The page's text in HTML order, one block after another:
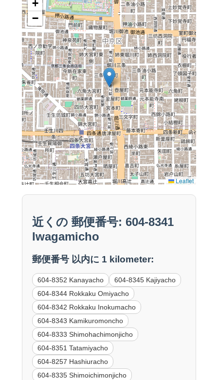
+
−
Leaflet
近くの 郵便番号: 604-8341
Iwagamicho
郵便番号 以内に 1 kilometer:
604-8352 Kanayacho
604-8345 Kajiyacho
604-8344 Rokkaku Omiyacho
604-8342 Rokkaku Inokumacho
604-8343 Kamikuromoncho
604-8333 Shimohachimonjicho
604-8351 Tatamiyacho
604-8257 Hashiuracho
604-8335 Shimoichimonjicho